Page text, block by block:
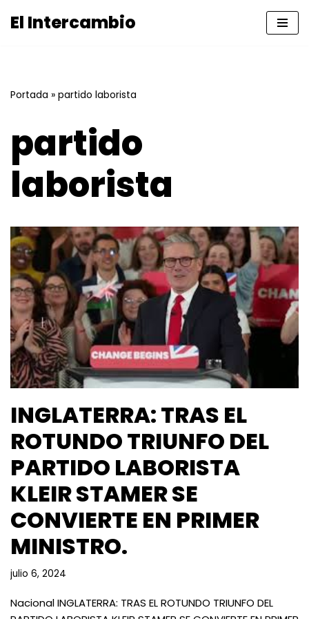
El Intercambio
Portada » partido laborista
partido
laborista
INGLATERRA: TRAS EL
ROTUNDO TRIUNFO DEL
PARTIDO LABORISTA
KLEIR STAMER SE
CONVIERTE EN PRIMER
MINISTRO.
julio 6, 2024
Nacional INGLATERRA: TRAS EL ROTUNDO TRIUNFO DEL